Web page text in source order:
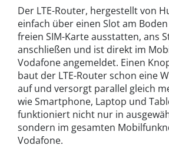
Der LTE-Router, hergestellt von
einfach über einen Slot am
freien SIM-Karte ausstatten, ans
anschließen und ist direkt im
Vodafone angemeldet. Einen
baut der LTE-Router schon eine
auf und versorgt parallel gleich
wie Smartphone, Laptop und
funktioniert nicht nur in
sondern im gesamten
Vodafone.